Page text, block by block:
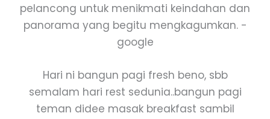
pelancong untuk menikmati keindahan dan
panorama yang begitu mengkagumkan. -
google
Hari ni bangun pagi fresh beno, sbb
semalam hari rest sedunia..bangun pagi
teman didee masak breakfast sambil